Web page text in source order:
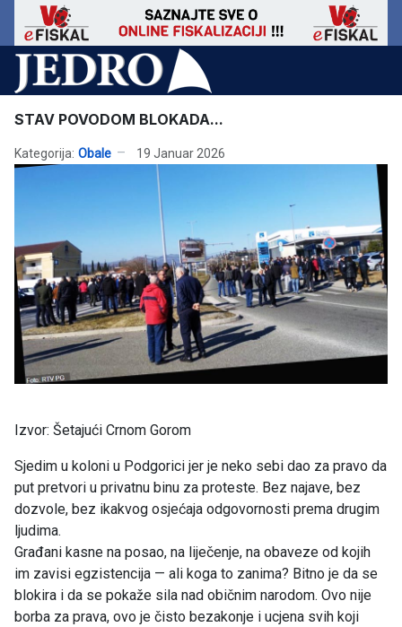
STAV POVODOM BLOKADA...
Kategorija: Obale 19 Januar 2026
Izvor: Šetajući Crnom Gorom
Sjedim u koloni u Podgorici jer je neko sebi dao za pravo da
put pretvori u privatnu binu za proteste. Bez najave, bez
dozvole, bez ikakvog osjećaja odgovornosti prema drugim
ljudima.
Građani kasne na posao, na liječenje, na obaveze od kojih
im zavisi egzistencija — ali koga to zanima? Bitno je da se
blokira i da se pokaže sila nad običnim narodom. Ovo nije
borba za prava, ovo je čisto bezakonje i ucjena svih koji